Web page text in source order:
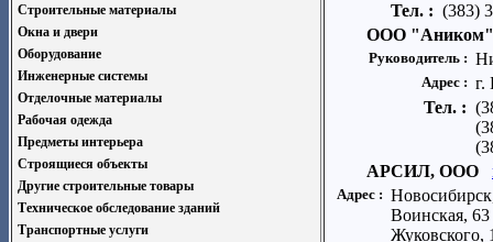
Строительные материалы
Окна и двери
Оборудование
Инженерные системы
Отделочные материалы
Рабочая одежда
Предметы интерьера
Строящиеся объекты
Другие строительные товары
Техническое обследование зданий
Транспортные услуги
Тел. : (383)
ООО "Аником"
Руководитель :
Адрес : г.
Тел. :
АРСИЛ, ООО
Адрес :
Воинская, 63
Жуковского,